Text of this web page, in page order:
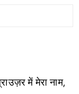
में मेरा नाम,